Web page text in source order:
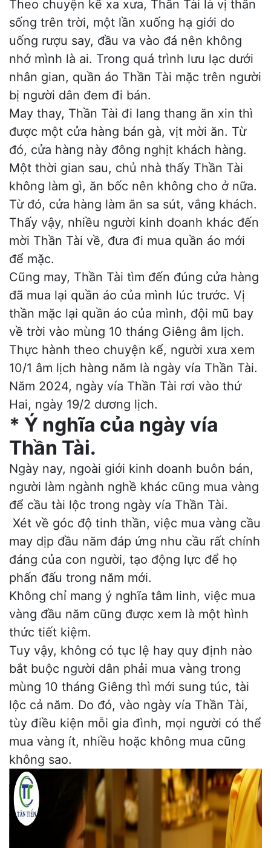
Theo chuyện kể xa xưa, Thần Tài là vị thần
sống trên trời, một lần xuống hạ giới do
uống rượu say, đầu va vào đá nên không
nhớ mình là ai. Trong quá trình lưu lạc dưới
nhân gian, quần áo Thần Tài mặc trên người
bị người dân đem đi bán.
May thay, Thần Tài đi lang thang ăn xin thì
được một cửa hàng bán gà, vịt mời ăn. Từ
đó, cửa hàng này đông nghịt khách hàng.
Một thời gian sau, chủ nhà thấy Thần Tài
không làm gì, ăn bốc nên không cho ở nữa.
Từ đó, cửa hàng làm ăn sa sút, vắng khách.
Thấy vậy, nhiều người kinh doanh khác đến
mời Thần Tài về, đưa đi mua quần áo mới
để mặc.
Cũng may, Thần Tài tìm đến đúng cửa hàng
đã mua lại quần áo của mình lúc trước. Vị
thần mặc lại quần áo của mình, đội mũ bay
về trời vào mùng 10 tháng Giêng âm lịch.
Thực hành theo chuyện kể, người xưa xem
10/1 âm lịch hàng năm là ngày vía Thần Tài.
Năm 2024, ngày vía Thần Tài rơi vào thứ
Hai, ngày 19/2 dương lịch.
* Ý nghĩa của ngày vía
Thần Tài.
Ngày nay, ngoài giới kinh doanh buôn bán,
người làm ngành nghề khác cũng mua vàng
để cầu tài lộc trong ngày vía Thần Tài.
Xét về góc độ tinh thần, việc mua vàng cầu
may dịp đầu năm đáp ứng nhu cầu rất chính
đáng của con người, tạo động lực để họ
phấn đấu trong năm mới.
Không chỉ mang ý nghĩa tâm linh, việc mua
vàng đầu năm cũng được xem là một hình
thức tiết kiệm.
Tuy vậy, không có tục lệ hay quy định nào
bắt buộc người dân phải mua vàng trong
mùng 10 tháng Giêng thì mới sung túc, tài
lộc cả năm. Do đó, vào ngày vía Thần Tài,
tùy điều kiện mỗi gia đình, mọi người có thể
mua vàng ít, nhiều hoặc không mua cũng
không sao.